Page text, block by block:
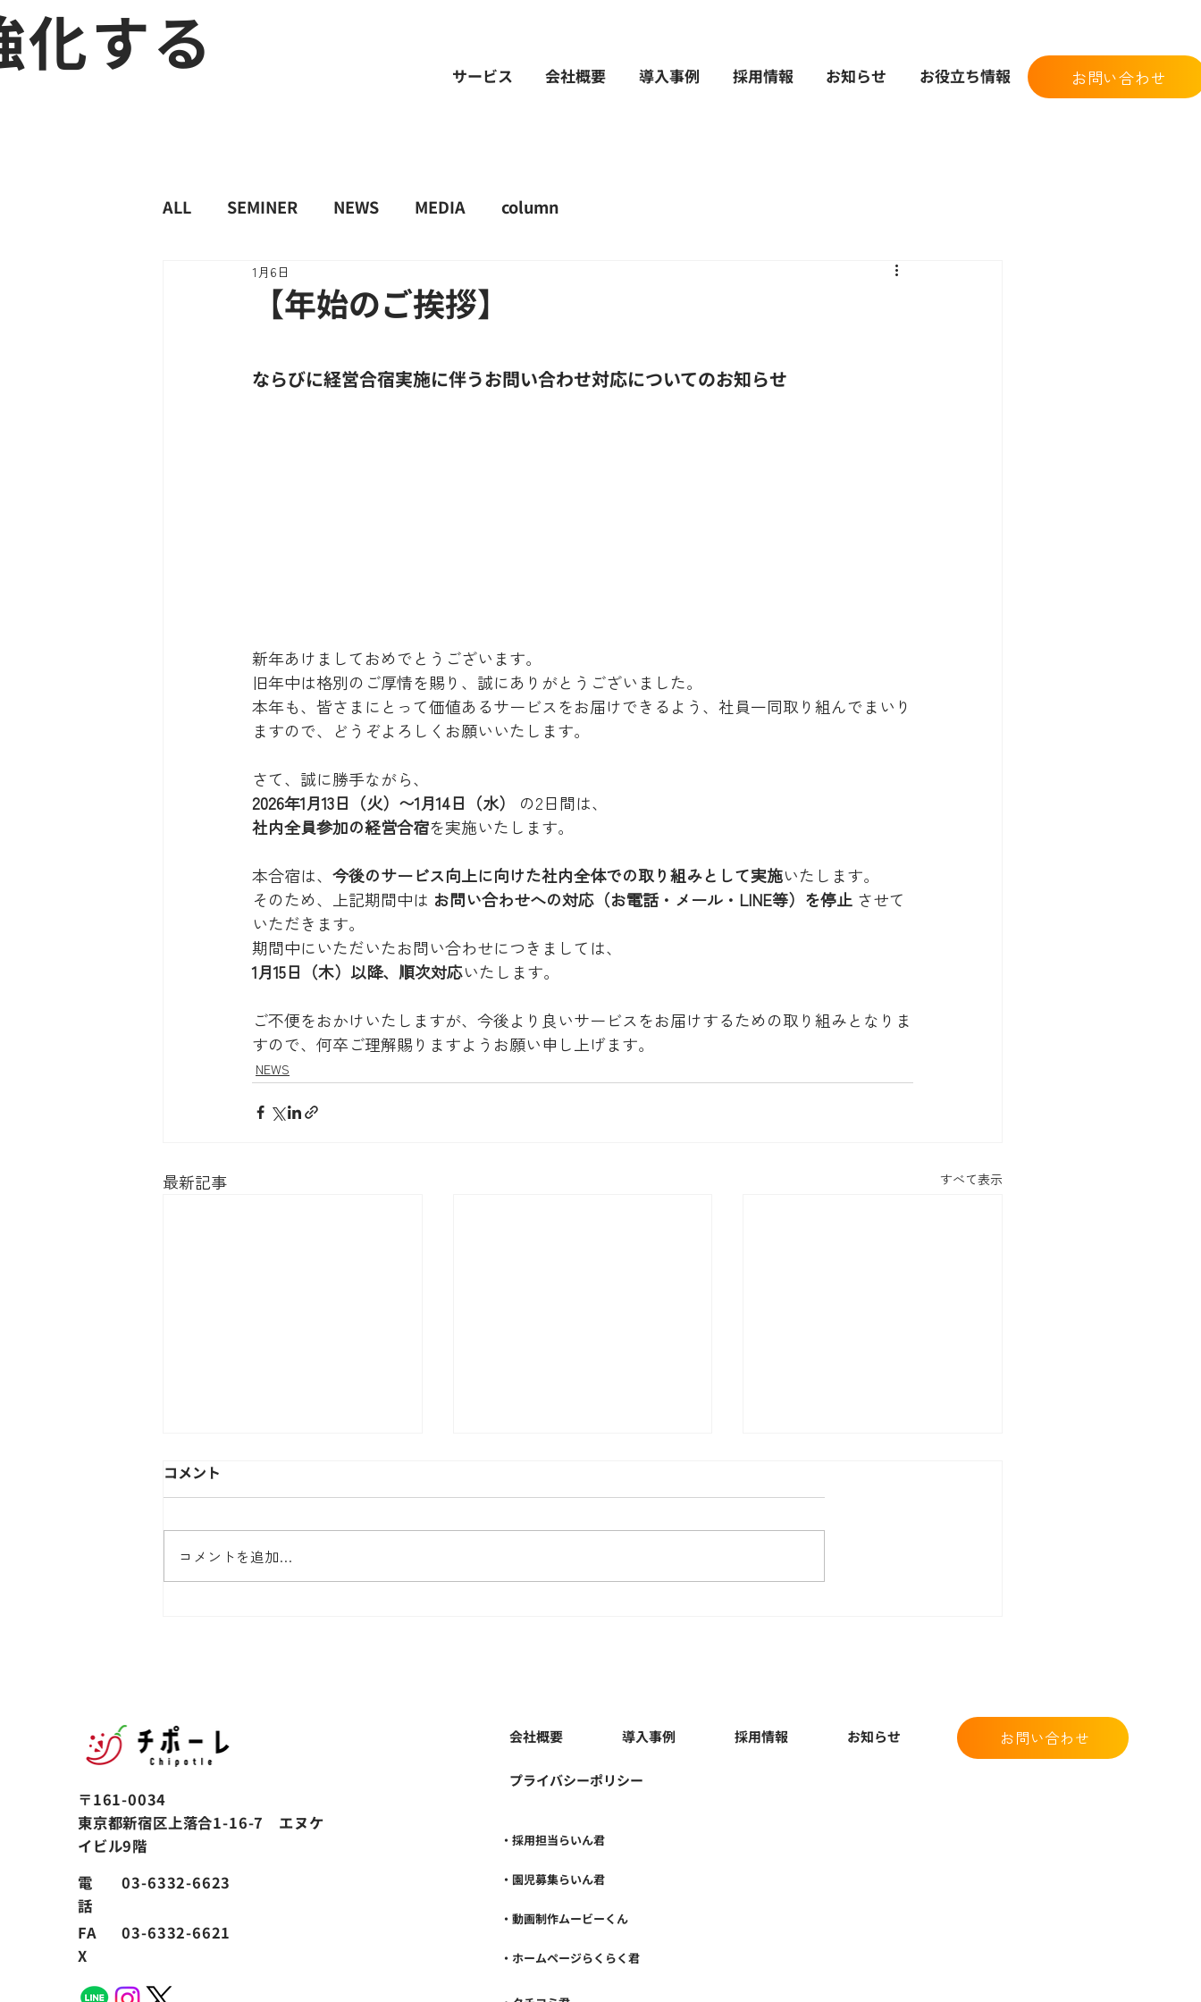
サービス 会社概要 導入事例 採用情報 お知らせ お役立ち情報 お問い合わせ
する
ALL SEMINER NEWS MEDIA column
【年始のご挨拶】
1月6日
ならびに経営合宿実施に伴うお問い合わせ対応についてのお知らせ
新年あけましておめでとうございます。
旧年中は格別のご厚情を賜り、誠にありがとうございました。
本年も、皆さまにとって価値あるサービスをお届けできるよう、社員一同取り組んでまいり
ますので、どうぞよろしくお願いいたします。
さて、誠に勝手ながら、
2026年1月13日（火）〜1月14日（水）
の2日間は、
社内全員参加の経営合宿を実施いたします。
本合宿は、 今後のサービス向上に向けた社内全体での取り組みとして実施いたします。
そのため、上記期間中は お問い合わせへの対応（お電話・メール・LINE等）を停止 させて
いただきます。
期間中にいただいたお問い合わせにつきましては、
1月15日（木）以降、順次対応いたします。
ご不便をおかけいたしますが、今後より良いサービスをお届けするための取り組みとなりま
すので、何卒ご理解賜りますようお願い申し上げます。
NEWS
最新記事 すべて表示
コメント
コメントを追加…
〒161-0034
東京都新宿区上落合1-16-7 エヌケ
イビル9階
電
話
FA
X
03-6332-6623
03-6332-6621
会社概要 導入事例 採用情報 お知らせ
プライバシーポリシー
お問い合わせ
・採用担当らいん君
・園児募集らいん君
・動画制作ムービーくん
・ホームページらくらく君